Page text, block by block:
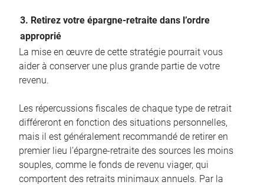
3. Retirez votre épargne-retraite dans l’ordre
approprié
La mise en œuvre de cette stratégie pourrait vous
aider à conserver une plus grande partie de votre
revenu.
Les répercussions fiscales de chaque type de retrait
différeront en fonction des situations personnelles,
mais il est généralement recommandé de retirer en
premier lieu l’épargne-retraite des sources les moins
souples, comme le fonds de revenu viager, qui
comportent des retraits minimaux annuels. Par la